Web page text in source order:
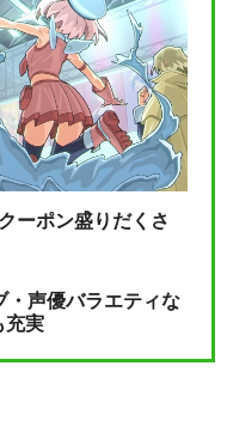
ーポン盛りだくさ
声優バラエティな
充実